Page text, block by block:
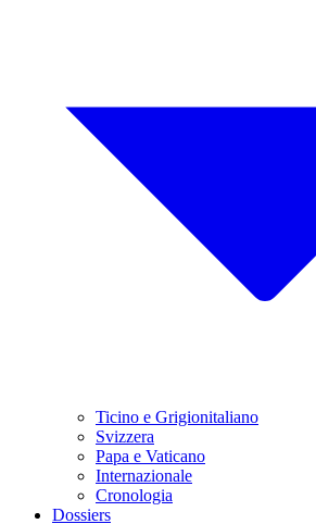
Ticino e Grigionitaliano
Svizzera
Papa e Vaticano
Internazionale
Cronologia
Dossiers